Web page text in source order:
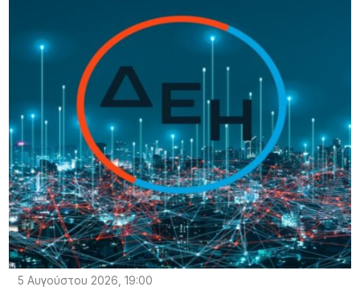
5 Αυγούστου 2026, 19:00